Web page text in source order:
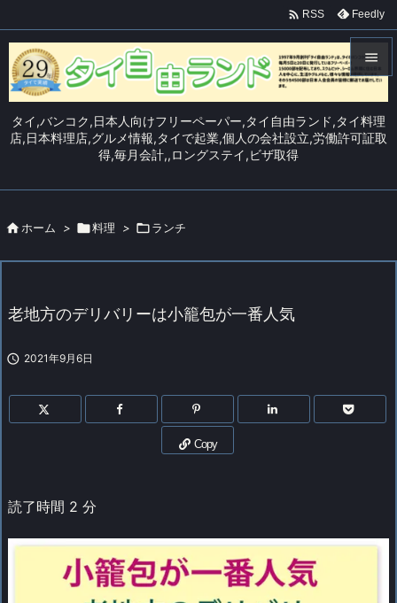
タイ,バンコク,日本人向けフリーペーパー,タイ自由ランド,タイ料理
店,日本料理店,グルメ情報,タイで起業,個人の会社設立,労働許可証取
得,毎月会計,,ロングステイ,ビザ取得

メニュ


 RSS Feedly
 ホーム > 料理 > ランチ
老地方のデリバリーは小籠包が一番人気
 2021年9月6日
Copy
読了時間 2 分